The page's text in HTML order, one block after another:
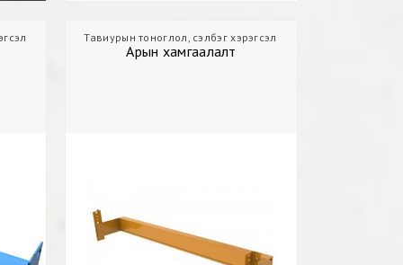
Холбоос
Тавиурын тоноглол, сэлбэг хэрэгсэл
Арын хамгаалалт